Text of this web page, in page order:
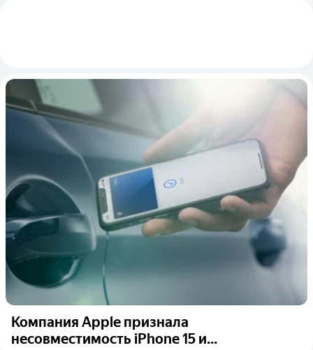
Компания Apple признала
несовместимость iPhone 15 и...